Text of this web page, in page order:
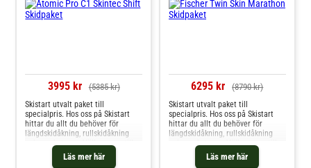
3995 kr (5385 kr)
Läs mer här
Skistart utvalt paket till
specialpris. Hos oss på Skistart
hittar du allt du behöver för
längdskidåkning, rullskidåkning
och mycket mer. Välkommen till
6295 kr (8790 kr)
Läs mer här
Skistart utvalt paket till
specialpris. Hos oss på Skistart
hittar du allt du behöver för
längdskidåkning, rullskidåkning
och mycket mer. Välkommen till